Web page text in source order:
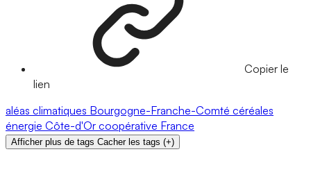
Copier le
lien
aléas climatiques Bourgogne-Franche-Comté céréales
énergie Côte-d'Or coopérative France
Afficher plus de tags Cacher les tags (+)